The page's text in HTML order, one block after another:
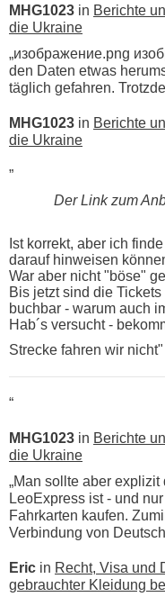
MHG1023 in Berichte
die Ukraine
„изображение.png
den Daten etwas
täglich gefahren.
MHG1023 in Berichte
die Ukraine
„
Der Link zum
Ist korrekt, aber ich
darauf hinweisen
War aber nicht "böse"
Bis jetzt sind die
buchbar - warum auch
Hab´s versucht -
Strecke fahren wir nicht"
“
MHG1023 in Berichte
die Ukraine
„Man sollte aber
LeoExpress ist - und
Fahrkarten kaufen.
Verbindung von
Eric in Recht, Visa und
gebrauchter Kleidung